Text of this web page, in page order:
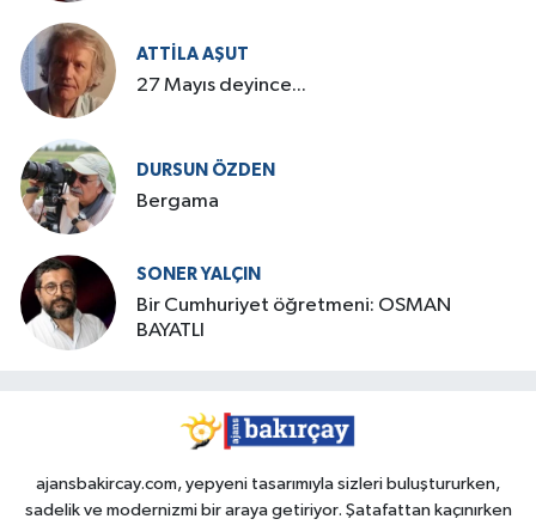
ATTILA AŞUT
27 Mayıs deyince...
DURSUN ÖZDEN
Bergama
SONER YALÇIN
Bir Cumhuriyet öğretmeni: OSMAN
BAYATLI
ajansbakircay.com, yepyeni tasarımıyla sizleri buluştururken,
sadelik ve modernizmi bir araya getiriyor. Şatafattan kaçınırken